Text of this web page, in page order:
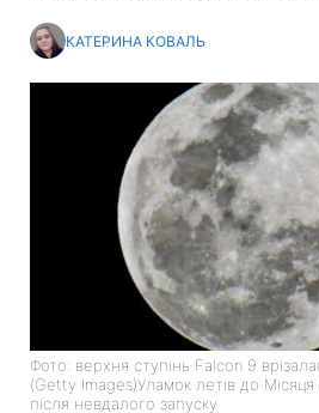
КАТЕРИНА КОВАЛЬ
Фото: верхня ступінь Falcon 9
(Getty Images)Уламок летів до
після невдалого запуску